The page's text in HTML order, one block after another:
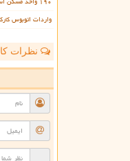
واردات اتوبوس
نظرات